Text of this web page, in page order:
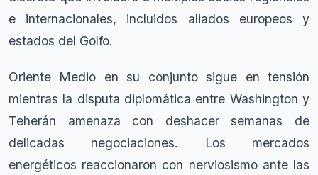
e internacionales, incluidos aliados europeos y
estados del Golfo.
Oriente Medio en su conjunto sigue en tensión
mientras la disputa diplomática entre Washington y
Teherán amenaza con deshacer semanas de
delicadas negociaciones. Los mercados
energéticos reaccionaron con nerviosismo ante las